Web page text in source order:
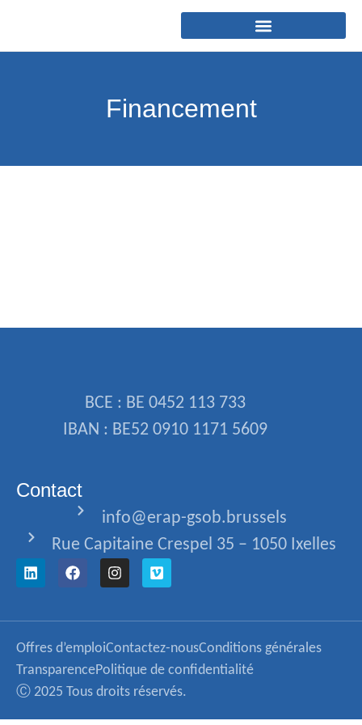
Financement
BCE : BE 0452 113 733
IBAN : BE52 0910 1171 5609
Contact
info@erap-gsob.brussels
Rue Capitaine Crespel 35 – 1050 Ixelles
Offres d’emploiContactez-nousConditions générales
Ⓒ 2025 Tous droits réservés.
TransparencePolitique de confidentialité